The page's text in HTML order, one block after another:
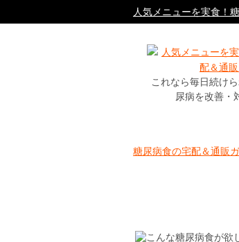
人気メニューを実食！
これなら毎日続け
尿病を改善・
糖尿病食の宅配＆通販